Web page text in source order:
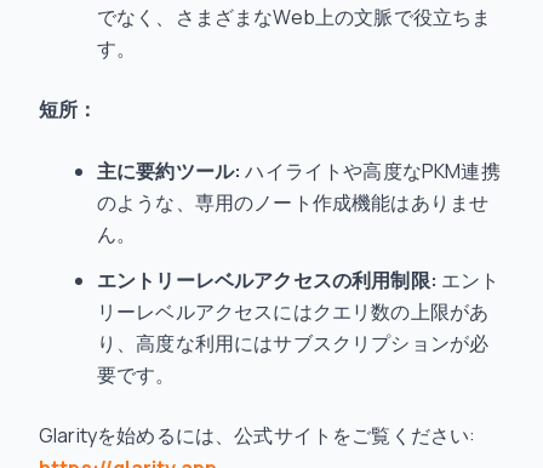
でなく、さまざまなWeb上の文脈で役立ちま
す。
短所：
主に要約ツール: ハイライトや高度なPKM連携
のような、専用のノート作成機能はありませ
ん。
エントリーレベルアクセスの利用制限: エント
リーレベルアクセスにはクエリ数の上限があ
り、高度な利用にはサブスクリプションが必
要です。
Glarityを始めるには、公式サイトをご覧ください: